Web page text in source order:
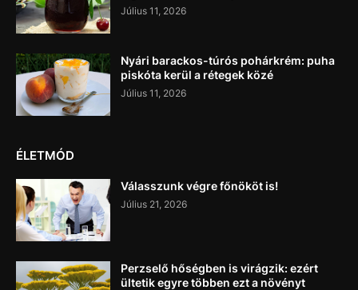
Július 11, 2026
Nyári barackos-túrós pohárkrém: puha
piskóta kerül a rétegek közé
Július 11, 2026
ÉLETMÓD
Válasszunk végre főnököt is!
Július 21, 2026
Perzselő hőségben is virágzik: ezért
ültetik egyre többen ezt a növényt